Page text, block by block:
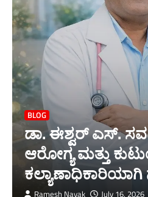
BLOG
ಡಾ. ಈಶ್ವರ್ ಎಸ್.
ಆರೋಗ್ಯ ಮತ್ತು
Ramesh Nayak July 16, 2026